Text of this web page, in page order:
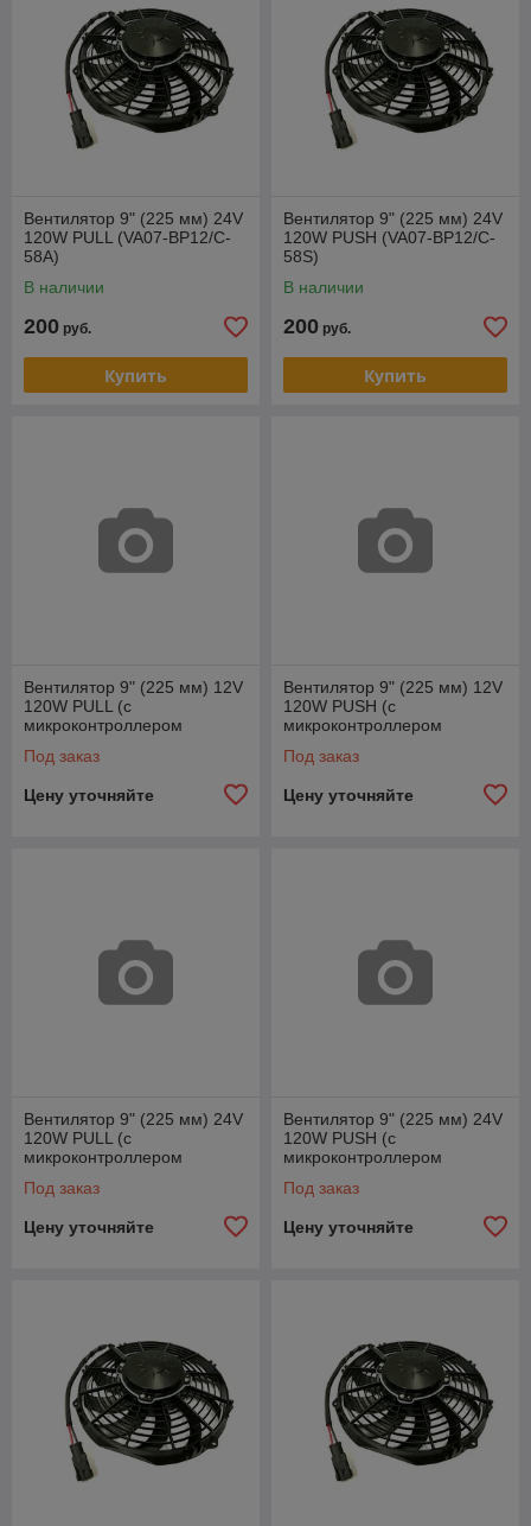
Вентилятор 9" (225 мм) 24V
120W РULL (VA07-BP12/C-
58A)
В наличии
200 руб.
Купить
Вентилятор 9" (225 мм) 24V
120W PUSH (VA07-BP12/C-
58S)
В наличии
200 руб.
Купить
Вентилятор 9" (225 мм) 12V
120W РULL (с
микроконтроллером
водонепроницаемыми
Под заказ
Цену уточняйте
Вентилятор 9" (225 мм) 12V
120W РUSH (с
микроконтроллером
водонепроницаемыми
Под заказ
Цену уточняйте
Вентилятор 9" (225 мм) 24V
120W РULL (с
микроконтроллером
водонепроницаемыми
Под заказ
Цену уточняйте
Вентилятор 9" (225 мм) 24V
120W PUSH (с
микроконтроллером
водонепроницаемыми
Под заказ
Цену уточняйте